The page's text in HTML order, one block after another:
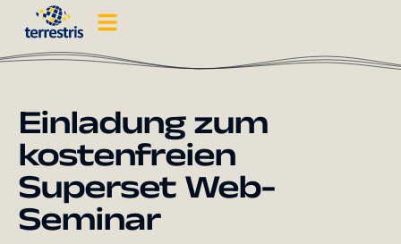
Einladung zum
kostenfreien
Superset Web-
Seminar